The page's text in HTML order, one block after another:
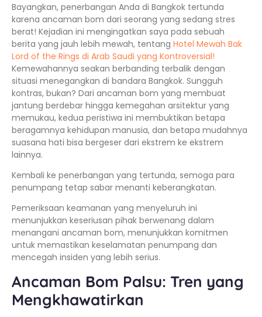
Bayangkan, penerbangan Anda di Bangkok tertunda
karena ancaman bom dari seorang yang sedang stres
berat! Kejadian ini mengingatkan saya pada sebuah
berita yang jauh lebih mewah, tentang Hotel Mewah Bak
Lord of the Rings di Arab Saudi yang Kontroversial!
Kemewahannya seakan berbanding terbalik dengan
situasi menegangkan di bandara Bangkok. Sungguh
kontras, bukan? Dari ancaman bom yang membuat
jantung berdebar hingga kemegahan arsitektur yang
memukau, kedua peristiwa ini membuktikan betapa
beragamnya kehidupan manusia, dan betapa mudahnya
suasana hati bisa bergeser dari ekstrem ke ekstrem
lainnya.
Kembali ke penerbangan yang tertunda, semoga para
penumpang tetap sabar menanti keberangkatan.
Pemeriksaan keamanan yang menyeluruh ini
menunjukkan keseriusan pihak berwenang dalam
menangani ancaman bom, menunjukkan komitmen
untuk memastikan keselamatan penumpang dan
mencegah insiden yang lebih serius.
Ancaman Bom Palsu: Tren yang
Mengkhawatirkan